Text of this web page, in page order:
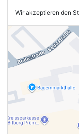
Wir akzeptieren den